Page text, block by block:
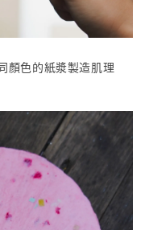
顏色的紙漿製造肌理